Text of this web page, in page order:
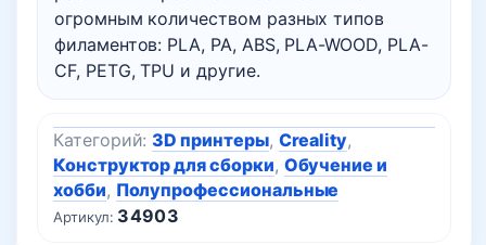
огромным количеством разных типов
филаментов: PLA, PA, ABS, PLA-WOOD, PLA-
CF, PETG, TPU и другие.
Артикул: 34903
Категорий: 3D принтеры, Creality,
Конструктор для сборки, Обучение и
хобби, Полупрофессиональные